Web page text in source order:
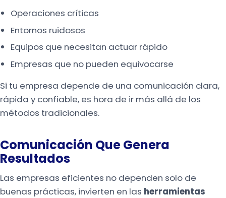
Operaciones críticas
Entornos ruidosos
Equipos que necesitan actuar rápido
Empresas que no pueden equivocarse
Si tu empresa depende de una comunicación clara,
rápida y confiable, es hora de ir más allá de los
métodos tradicionales.
Comunicación Que Genera
Resultados
Las empresas eficientes no dependen solo de
buenas prácticas, invierten en las herramientas